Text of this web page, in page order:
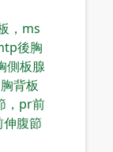
，ms
後胸
側板腺
背板
，pr前
腹節